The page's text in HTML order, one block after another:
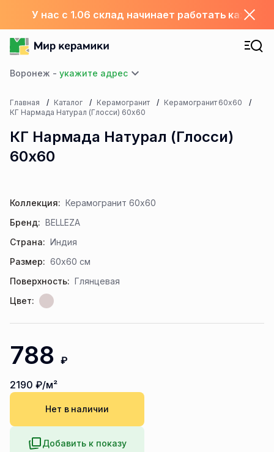
У нас с 1.06 склад начинает работать каждый
Воронеж -
Главная Каталог Керамогранит
Керамогранит 60х60
КГ Нармада Натурал (Глосси) 60х60
КГ Нармада Натурал (Глосси)
60х60
Коллекция: Керамогранит 60х60
Бренд: BELLEZA
Страна: Индия
Размер: 60x60 см
Поверхность: Глянцевая
Цвет:
788 ₽
2190 ₽/м²
Нет в наличии
Добавить к показу